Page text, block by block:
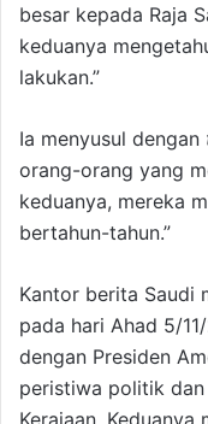
besar kepada Raja
keduanya
lakukan.”
Ia menyusul dengan
orang-orang yang
keduanya, mereka
bertahun-tahun.”
Kantor berita Saudi
pada hari Ahad 5/
dengan Presiden
peristiwa politik
Kerajaan.